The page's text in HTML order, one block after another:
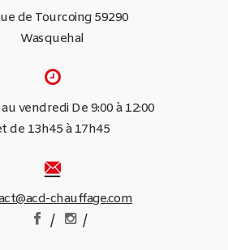
de Tourcoing 59290
Wasquehal
vendredi De 9:00 à 12:00
de 13h45 à 17h45
chauffage.com
/ /